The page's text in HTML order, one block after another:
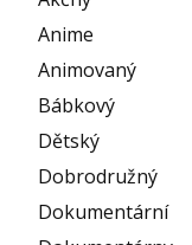
Anime
Animovaný
Bábkový
Dětský
Dobrodružný
Dokumentární